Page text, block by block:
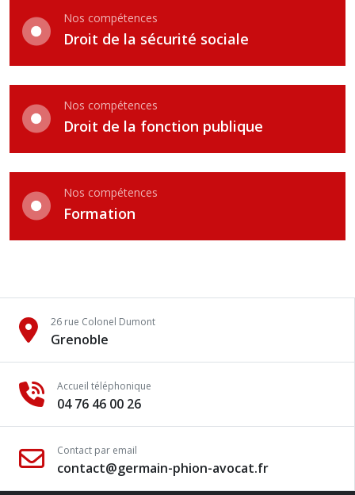
Nos compétences
Droit de la sécurité sociale
Nos compétences
Droit de la fonction publique
Nos compétences
Formation
26 rue Colonel Dumont
Grenoble
Accueil téléphonique
04 76 46 00 26
Contact par email
contact@germain-phion-avocat.fr